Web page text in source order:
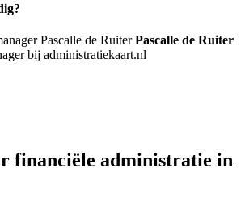
Pascalle de Ruiter
bij administratiekaart.nl
financiële administratie in